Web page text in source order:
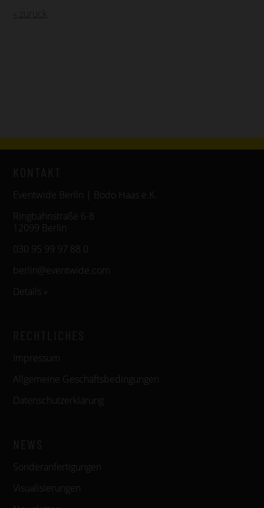
« zurück
Eventwide Berlin | Bodo Haas e.K.
Ringbahnstraße 6-8
12099 Berlin
030 95 99 97 88 0
berlin@eventwide.com
Details »
Impressum
Allgemeine Geschäftsbedingungen
Datenschutzerklärung
Sonderanfertigungen
Visualisierungen